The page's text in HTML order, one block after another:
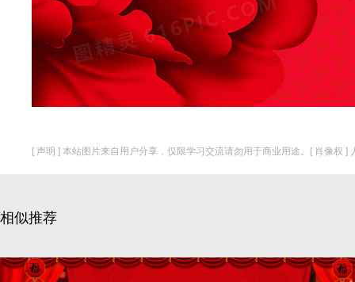
[ 声明 ] 本站图片来自用户分享，仅限学习交流请勿用于商业用途。[ 肖像权 ]
相似推荐